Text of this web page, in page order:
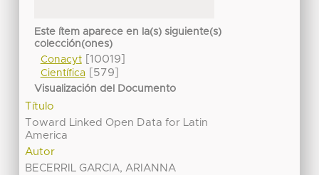
Este ítem aparece en la(s) siguiente(s)
colección(ones)
Conacyt[10019]
Científica[579]
Visualización del Documento
Título
Toward Linked Open Data for Latin
America
Autor
BECERRIL GARCIA, ARIANNA